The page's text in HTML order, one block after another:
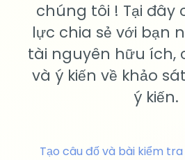
chúng tôi ! Tại đây
lực chia sẻ với bạn
tài nguyên hữu ích,
và ý kiến về khảo
ý kiến.
Tạo câu đố và bài kiểm